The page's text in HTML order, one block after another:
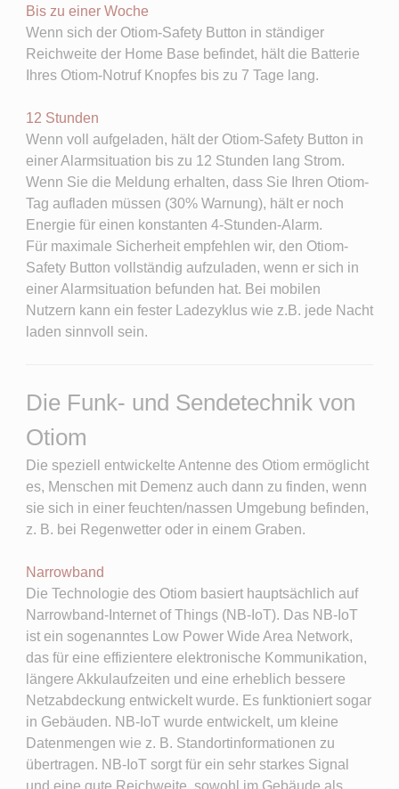
Bis zu einer Woche
Wenn sich der Otiom-Safety Button in ständiger
Reichweite der Home Base befindet, hält die Batterie
Ihres Otiom-Notruf Knopfes bis zu 7 Tage lang.
12 Stunden
Wenn voll aufgeladen, hält der Otiom-Safety Button in
einer Alarmsituation bis zu 12 Stunden lang Strom.
Wenn Sie die Meldung erhalten, dass Sie Ihren Otiom-
Tag aufladen müssen (30% Warnung), hält er noch
Energie für einen konstanten 4-Stunden-Alarm.
Für maximale Sicherheit empfehlen wir, den Otiom-
Safety Button vollständig aufzuladen, wenn er sich in
einer Alarmsituation befunden hat. Bei mobilen
Nutzern kann ein fester Ladezyklus wie z.B. jede Nacht
laden sinnvoll sein.
Die Funk- und Sendetechnik von
Otiom
Die speziell entwickelte Antenne des Otiom ermöglicht
es, Menschen mit Demenz auch dann zu finden, wenn
sie sich in einer feuchten/nassen Umgebung befinden,
z. B. bei Regenwetter oder in einem Graben.
Narrowband​
Die Technologie des Otiom basiert hauptsächlich auf
Narrowband-Internet of Things (NB-IoT). Das NB-IoT
ist ein sogenanntes Low Power Wide Area Network,
das für eine effizientere elektronische Kommunikation,
längere Akkulaufzeiten und eine erheblich bessere
Netzabdeckung entwickelt wurde. Es funktioniert sogar
in Gebäuden. NB-IoT wurde entwickelt, um kleine
Datenmengen wie z. B. Standortinformationen zu
übertragen. NB-IoT sorgt für ein sehr starkes Signal
und eine gute Reichweite, sowohl im Gebäude als